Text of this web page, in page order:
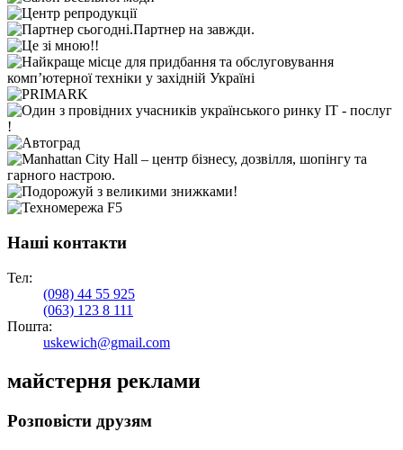
Наші контакти
Тел:
(098) 44 55 925
(063) 123 8 111
Пошта:
uskewich@gmail.com
майстерня реклами
Розповісти друзям